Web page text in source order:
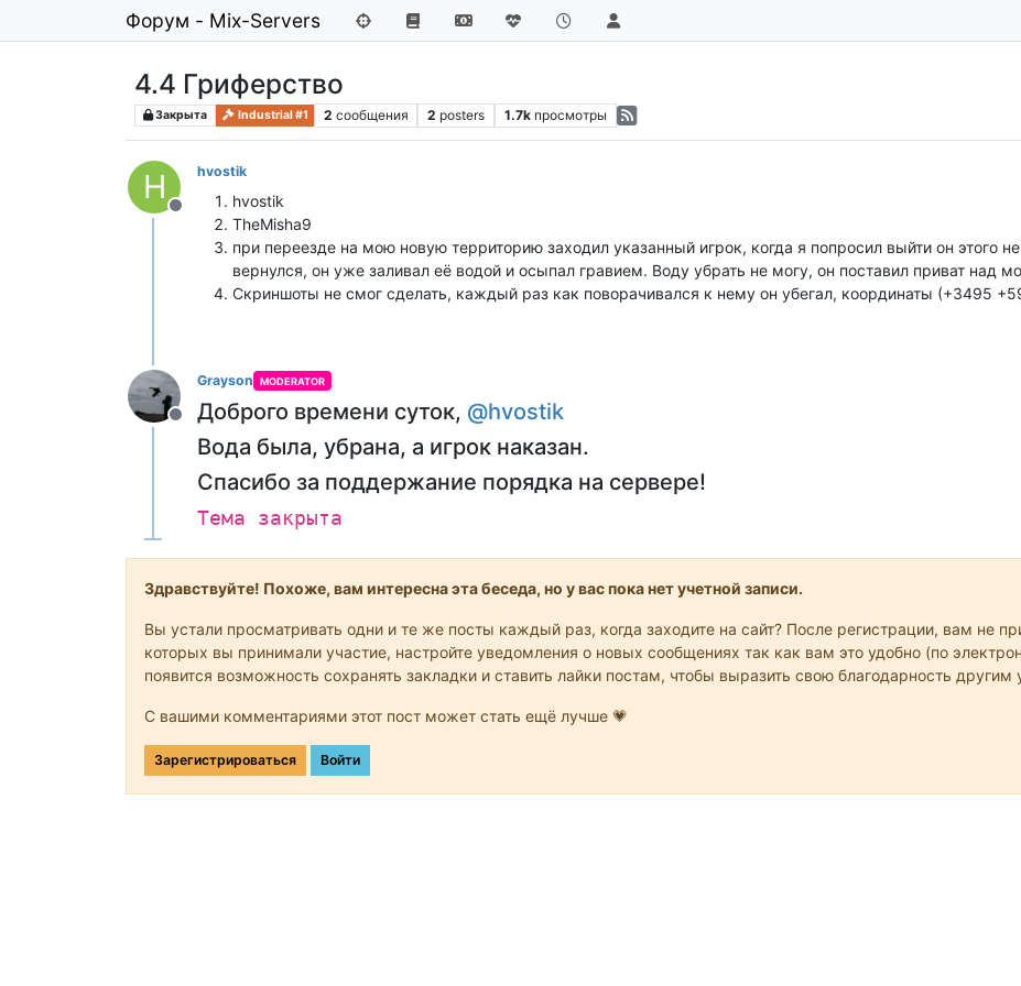
Форум - Mix-Servers
4.4 Гриферство
Закрыта Industrial #1 2 сообщения 2 posters 1.7k просмотры
H
Не в сети
hvostik
hvostik
TheMisha9
при переезде на мою новую территорию заходил указанный игрок, когда я попросил выйти он этого
вернулся, он уже заливал её водой и осыпал гравием. Воду убрать не могу, он поставил приват над
Скриншоты не смог сделать, каждый раз как поворачивался к нему он убегал, координаты (+3495
Не в сети
Grayson MODERATOR
Доброго времени суток, @hvostik
Вода была, убрана, а игрок наказан.
Спасибо за поддержание порядка на сервере!
Тема закрыта
Здравствуйте! Похоже, вам интересна эта беседа, но у вас пока нет учетной записи.
Вы устали просматривать одни и те же посты каждый раз, когда заходите на сайт? После регистрации, вам не
которых вы принимали участие, настройте уведомления о новых сообщениях так как вам это удобно (по
появится возможность сохранять закладки и ставить лайки постам, чтобы выразить свою благодарность
С вашими комментариями этот пост может стать ещё лучше 💗
Зарегистрироваться Войти